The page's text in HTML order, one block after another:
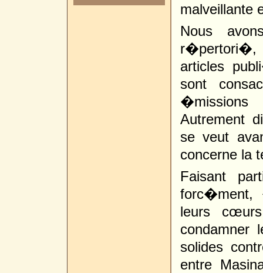
malveillante
Nous
r�pertori�,
articles
sont
Autrement
se veut
concerne la
Faisant
leurs
condamner
solides
entre